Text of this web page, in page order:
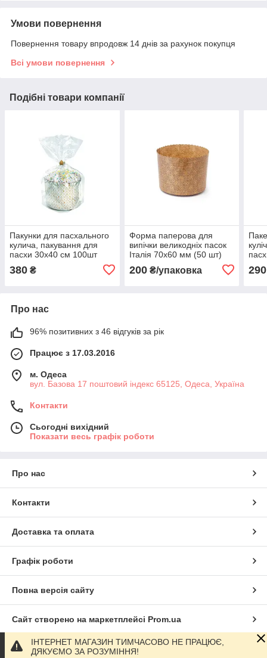
Умови повернення
Повернення товару впродовж 14 днів за рахунок покупця
Всі умови повернення
Подібні товари компанії
Пакунки для пасхального
кулича, пакування для
пасхи 30x40 см 100шт
380 ₴
Форма паперова для
випічки великодніх пасок
Італія 70х60 мм (50 шт)
200₴/упаковка 290
Про нас
96% позитивних з 46 відгуків за рік
Працює з 17.03.2016
м. Одеса
вул. Базова 17 поштовий індекс 65125, Одеса, Україна
Контакти
Сьогодні вихідний
Показати весь графік роботи
Про нас
Контакти
Доставка та оплата
Графік роботи
Повна версія сайту
Сайт створено на маркетплейсі Prom.ua
Політика конфіденційності
ІНТЕРНЕТ МАГАЗИН ТИМЧАСОВО НЕ ПРАЦЮЄ,
ДЯКУЄМО ЗА РОЗУМІННЯ!